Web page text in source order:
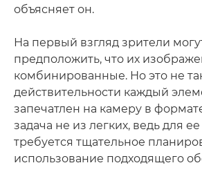
объясняет он.
На первый взгляд зрители
предположить, что их
комбинированные. Но это не
действительности каждый
запечатлен на камеру в
задача не из легких, ведь для
требуется тщательное
использование подходящего